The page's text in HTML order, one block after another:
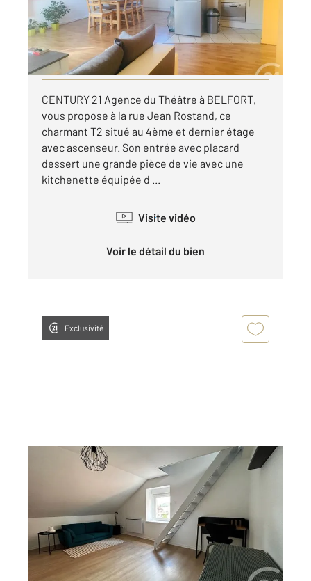
535 €
par mois charges comprises
Visiter le site dédié
CENTURY 21 Agence du Théâtre à BELFORT,
vous propose à la rue Jean Rostand, ce
charmant T2 situé au 4ème et dernier étage
avec ascenseur. Son entrée avec placard
dessert une grande pièce de vie avec une
kitchenette équipée d ...
Visite vidéo
Voir le détail du bien
Exclusivité
BELFORT 90
Appartement Studio à louer
400 €
par mois charges comprises